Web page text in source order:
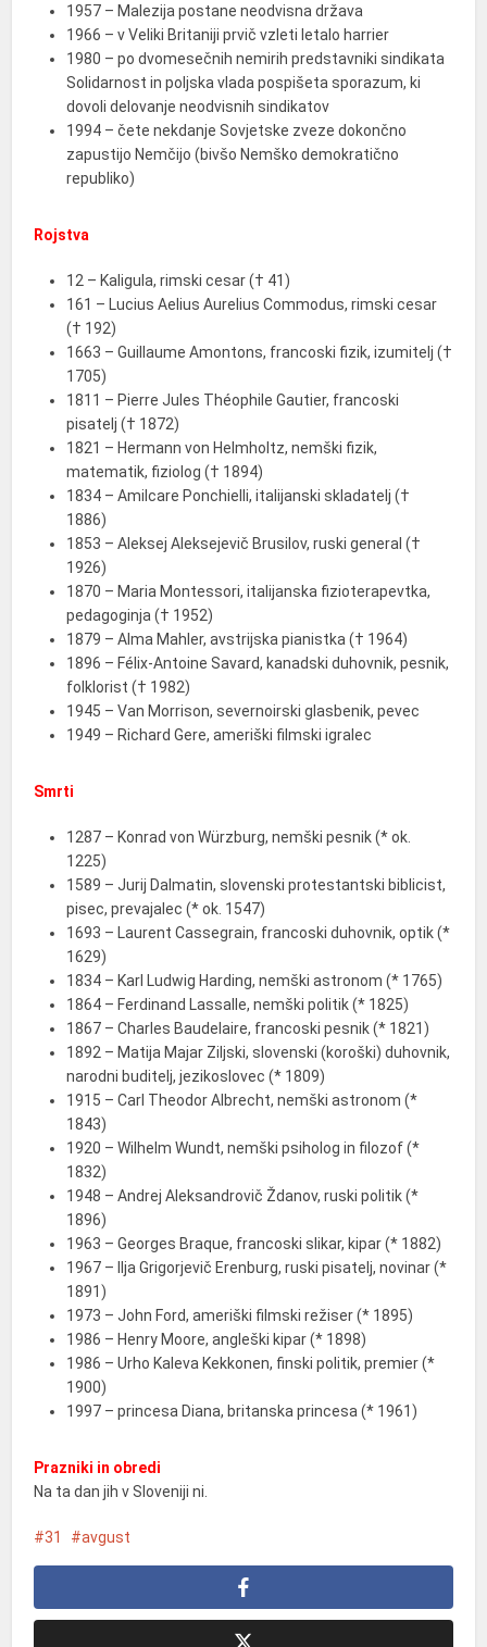
1957 – Malezija postane neodvisna država
1966 – v Veliki Britaniji prvič vzleti letalo harrier
1980 – po dvomesečnih nemirih predstavniki sindikata
Solidarnost in poljska vlada pospišeta sporazum, ki
dovoli delovanje neodvisnih sindikatov
1994 – čete nekdanje Sovjetske zveze dokončno
zapustijo Nemčijo (bivšo Nemško demokratično
republiko)
Rojstva
12 – Kaligula, rimski cesar († 41)
161 – Lucius Aelius Aurelius Commodus, rimski cesar
(† 192)
1663 – Guillaume Amontons, francoski fizik, izumitelj (†
1705)
1811 – Pierre Jules Théophile Gautier, francoski
pisatelj († 1872)
1821 – Hermann von Helmholtz, nemški fizik,
matematik, fiziolog († 1894)
1834 – Amilcare Ponchielli, italijanski skladatelj (†
1886)
1853 – Aleksej Aleksejevič Brusilov, ruski general (†
1926)
1870 – Maria Montessori, italijanska fizioterapevtka,
pedagoginja († 1952)
1879 – Alma Mahler, avstrijska pianistka († 1964)
1896 – Félix-Antoine Savard, kanadski duhovnik, pesnik,
folklorist († 1982)
1945 – Van Morrison, severnoirski glasbenik, pevec
1949 – Richard Gere, ameriški filmski igralec
Smrti
1287 – Konrad von Würzburg, nemški pesnik (* ok.
1225)
1589 – Jurij Dalmatin, slovenski protestantski biblicist,
pisec, prevajalec (* ok. 1547)
1693 – Laurent Cassegrain, francoski duhovnik, optik (*
1629)
1834 – Karl Ludwig Harding, nemški astronom (* 1765)
1864 – Ferdinand Lassalle, nemški politik (* 1825)
1867 – Charles Baudelaire, francoski pesnik (* 1821)
1892 – Matija Majar Ziljski, slovenski (koroški) duhovnik,
narodni buditelj, jezikoslovec (* 1809)
1915 – Carl Theodor Albrecht, nemški astronom (*
1843)
1920 – Wilhelm Wundt, nemški psiholog in filozof (*
1832)
1948 – Andrej Aleksandrovič Ždanov, ruski politik (*
1896)
1963 – Georges Braque, francoski slikar, kipar (* 1882)
1967 – Ilja Grigorjevič Erenburg, ruski pisatelj, novinar (*
1891)
1973 – John Ford, ameriški filmski režiser (* 1895)
1986 – Henry Moore, angleški kipar (* 1898)
1986 – Urho Kaleva Kekkonen, finski politik, premier (*
1900)
1997 – princesa Diana, britanska princesa (* 1961)
Prazniki in obredi
Na ta dan jih v Sloveniji ni.
31 avgust